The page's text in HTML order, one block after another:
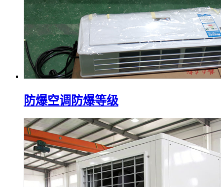
防爆空调防爆等级